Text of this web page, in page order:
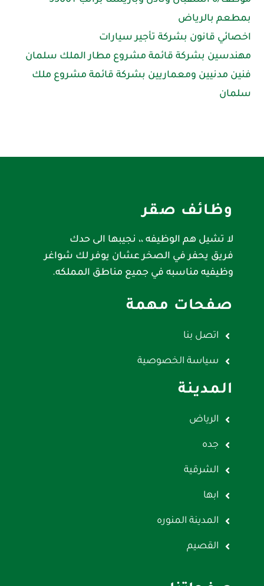
بمطعم بالرياض
اخصائي قانون بشركة تأجير سيارات
مهندسين بشركة قائمة مشروع مطار الملك سلمان
فنين مدنيين ومعماريين بشركة قائمة مشروع ملك
سلمان
وظائف صقر
لا تشيل هم الوظيفه ،، نجيبها الى حدك
فريق يحفر في الصخر عشان يوفر لك شواغر
وظيفيه مناسبه في جميع مناطق المملكه.
صفحات مهمة
اتصل بنا
سياسة الخصوصية
المدينة
الرياض
جده
الشرقية
ابها
المدينة المنوره
القصيم